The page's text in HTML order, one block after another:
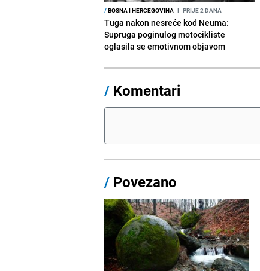
/BOSNA I HERCEGOVINA I PRIJE 2 DANA
Tuga nakon nesreće kod Neuma:
Supruga poginulog motocikliste
oglasila se emotivnom objavom
/ Komentari
/ Povezano